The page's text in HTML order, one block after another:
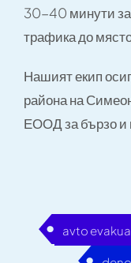
30-40 минути за
трафика до
Нашият екип
района на
ЕООД за бързо и
avto